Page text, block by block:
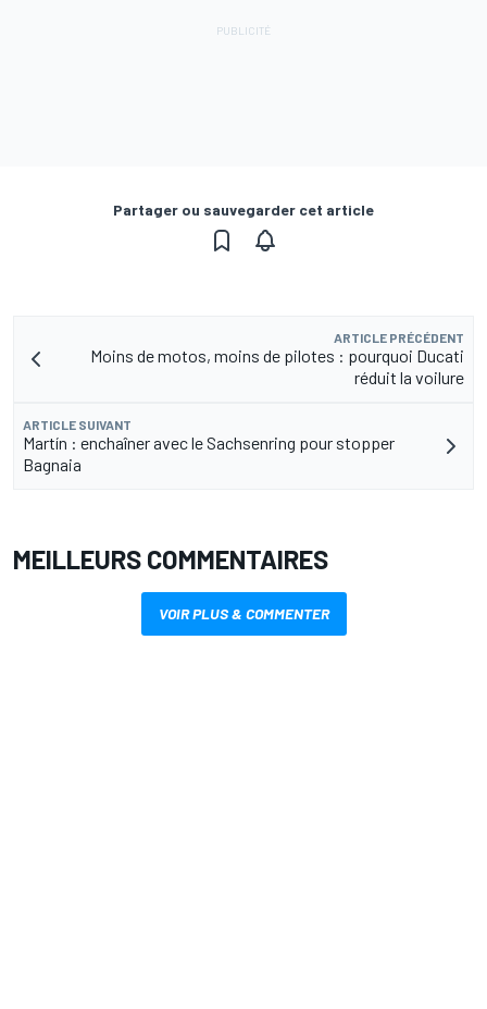
Partager ou sauvegarder cet article
ARTICLE PRÉCÉDENT
Moins de motos, moins de pilotes : pourquoi Ducati
réduit la voilure
ARTICLE SUIVANT
Martín : enchaîner avec le Sachsenring pour stopper
Bagnaia
MEILLEURS COMMENTAIRES
VOIR PLUS & COMMENTER